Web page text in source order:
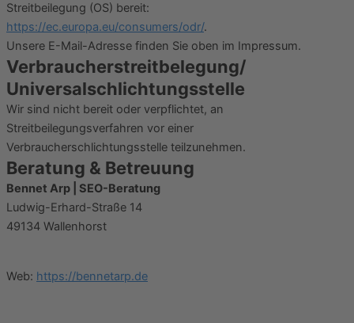
Streitbeilegung (OS) bereit:
https://ec.europa.eu/consumers/odr/.
Unsere E-Mail-Adresse finden Sie oben im Impressum.
Verbraucherstreitbelegung/
Universalschlichtungsstelle
Wir sind nicht bereit oder verpflichtet, an
Streitbeilegungsverfahren vor einer
Verbraucherschlichtungsstelle teilzunehmen.
Beratung & Betreuung
Bennet Arp | SEO-Beratung
Ludwig-Erhard-Straße 14
49134 Wallenhorst
Web: https://bennetarp.de